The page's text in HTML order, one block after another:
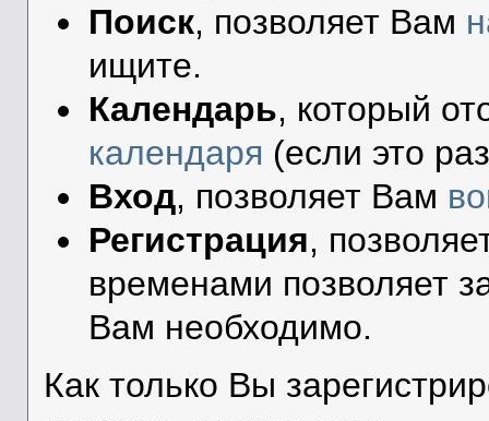
Поиск, позволяет Вам
ищите.
Календарь, который
календаря (если это
Вход, позволяет Вам
Регистрация,
временами позволяет
Вам необходимо.
Как только Вы